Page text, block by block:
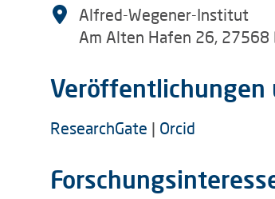
Alfred-Wegener-Institut
Am Alten Hafen 26, 27568
Veröffentlichungen
ResearchGate | Orcid